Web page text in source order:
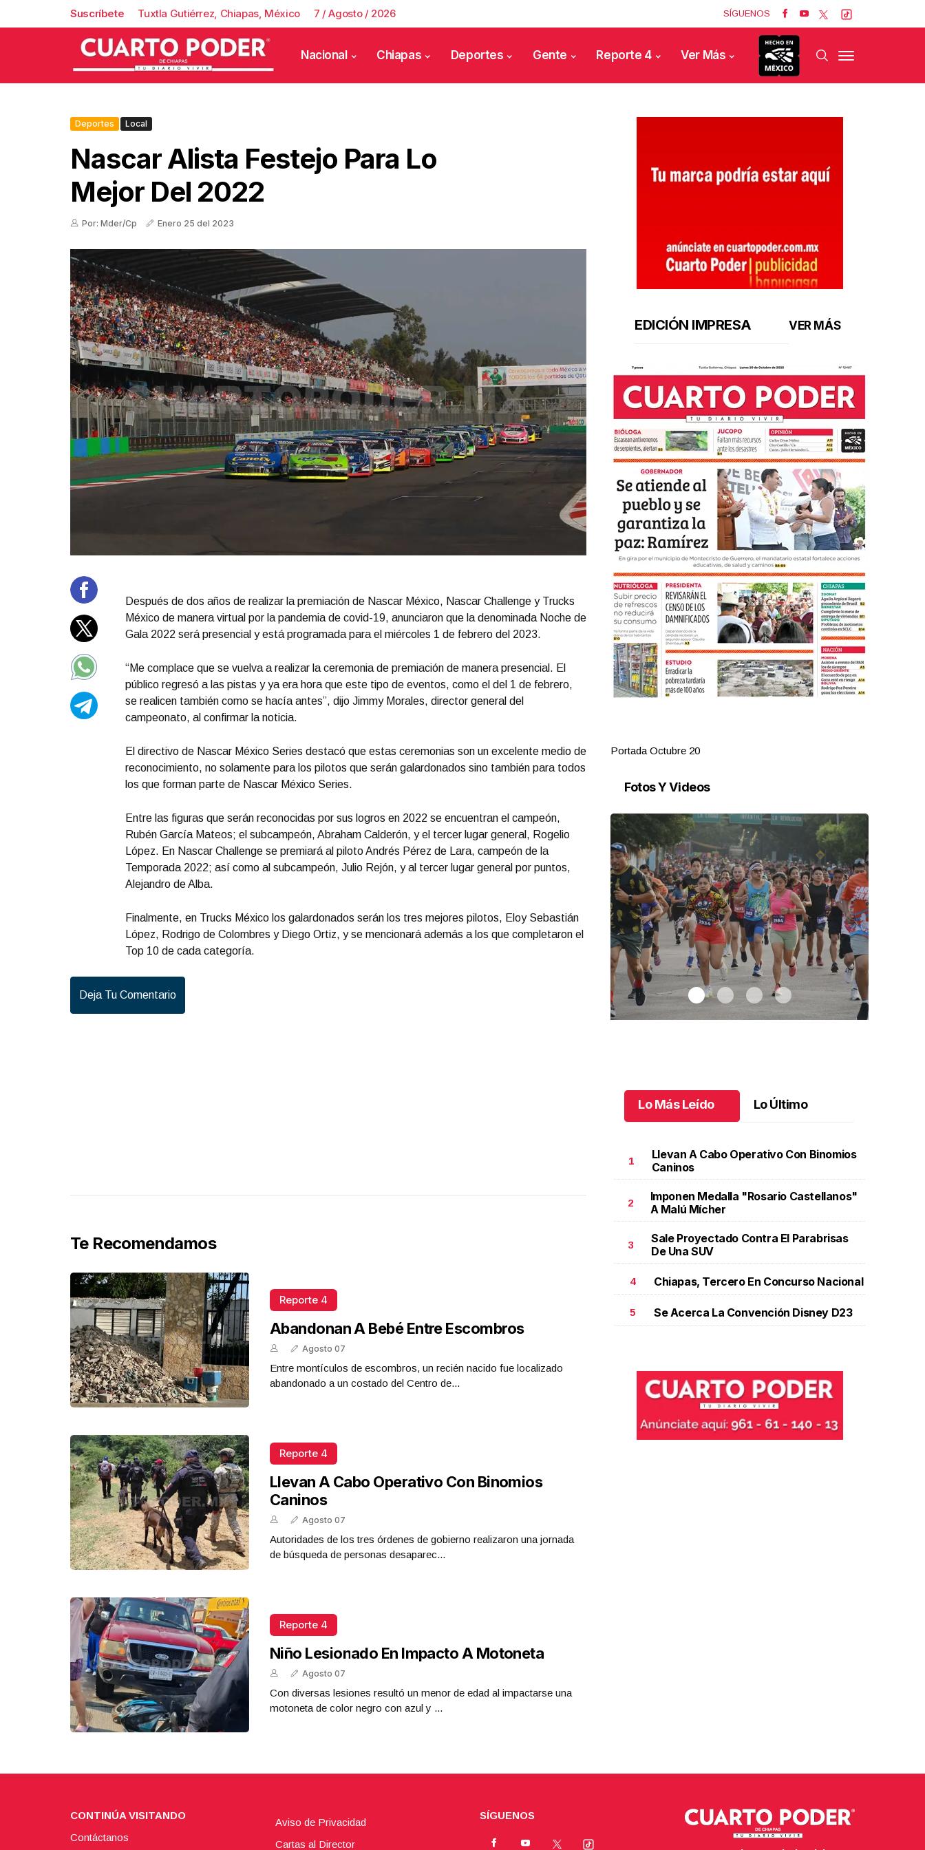
Suscríbete Tuxtla Gutiérrez, Chiapas, México 7 / Agosto / 2026 SÍGUENOS
Nacional Chiapas Deportes Gente Reporte 4 Ver Más
Deportes Local
Nascar Alista Festejo Para Lo
Mejor Del 2022
Por: Mder/Cp Enero 25 del 2023
Después de dos años de realizar la premiación de Nascar México, Nascar Challenge y Trucks
México de manera virtual por la pandemia de covid-19, anunciaron que la denominada Noche de
Gala 2022 será presencial y está programada para el miércoles 1 de febrero del 2023.
“Me complace que se vuelva a realizar la ceremonia de premiación de manera presencial. El
público regresó a las pistas y ya era hora que este tipo de eventos, como el del 1 de febrero,
se realicen también como se hacía antes”, dijo Jimmy Morales, director general del
campeonato, al confirmar la noticia.
El directivo de Nascar México Series destacó que estas ceremonias son un excelente medio de
reconocimiento, no solamente para los pilotos que serán galardonados sino también para todos
los que forman parte de Nascar México Series.
Entre las figuras que serán reconocidas por sus logros en 2022 se encuentran el campeón,
Rubén García Mateos; el subcampeón, Abraham Calderón, y el tercer lugar general, Rogelio
López. En Nascar Challenge se premiará al piloto Andrés Pérez de Lara, campeón de la
Temporada 2022; así como al subcampeón, Julio Rejón, y al tercer lugar general por puntos,
Alejandro de Alba.
Finalmente, en Trucks México los galardonados serán los tres mejores pilotos, Eloy Sebastián
López, Rodrigo de Colombres y Diego Ortiz, y se mencionará además a los que completaron el
Top 10 de cada categoría.
Deja Tu Comentario
Te Recomendamos
Reporte 4
Abandonan A Bebé Entre Escombros
Agosto 07
Entre montículos de escombros, un recién nacido fue localizado
abandonado a un costado del Centro de...
Reporte 4
Llevan A Cabo Operativo Con Binomios
Caninos
Agosto 07
Autoridades de los tres órdenes de gobierno realizaron una jornada
de búsqueda de personas desaparec...
Reporte 4
Niño Lesionado En Impacto A Motoneta
Agosto 07
Con diversas lesiones resultó un menor de edad al impactarse una
motoneta de color negro con azul y ...
EDICIÓN IMPRESA VER MÁS
Portada Octubre 17 Portada Octubre 20
Fotos Y Videos
REPORTE4 | 17 10 2025 con Rodolfo Flores.
Carrera Ceramat 2025 reúne a más de cinco mil
corredores .Carrera Ceramat 2025 reúne a más de
Octubre 20 l
Lo Más Leído Lo Último
1
Llevan A Cabo Operativo Con Binomios
Caninos
2
Imponen Medalla "Rosario Castellanos"
A Malú Mícher
3
Sale Proyectado Contra El Parabrisas
De Una SUV
4 Chiapas, Tercero En Concurso Nacional
5 Se Acerca La Convención Disney D23
CONTINÚA VISITANDO
Contáctanos
Aviso de Privacidad
Cartas al Director
SÍGUENOS